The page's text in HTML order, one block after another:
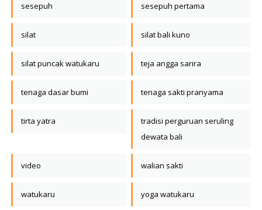
sesepuh sesepuh pertama
silat silat bali kuno
silat puncak watukaru teja angga sarira
tenaga dasar bumi tenaga sakti pranyama
tirta yatra
tradisi perguruan seruling
dewata bali
video walian sakti
watukaru yoga watukaru